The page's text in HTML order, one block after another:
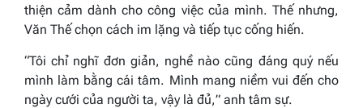
thiện cảm dành cho công việc của mình. Thế nhưng,
Văn Thế chọn cách im lặng và tiếp tục cống hiến.
“Tôi chỉ nghĩ đơn giản, nghề nào cũng đáng quý nếu
mình làm bằng cái tâm. Mình mang niềm vui đến cho
ngày cưới của người ta, vậy là đủ,” anh tâm sự.